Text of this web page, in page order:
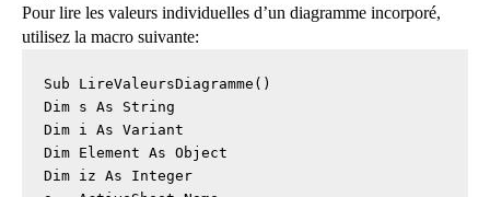
Pour lire les valeurs individuelles d’un diagramme incorporé,
utilisez la macro suivante:
Sub LireValeursDiagramme()
Dim s As String
Dim i As Variant
Dim Element As Object
Dim iz As Integer